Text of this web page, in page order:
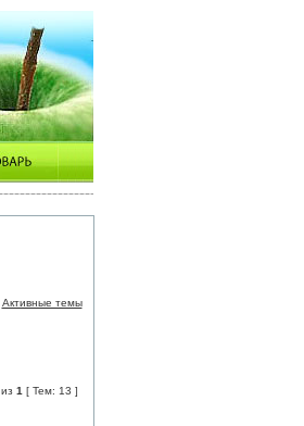
Активные темы
из 1 [ Тем: 13 ]